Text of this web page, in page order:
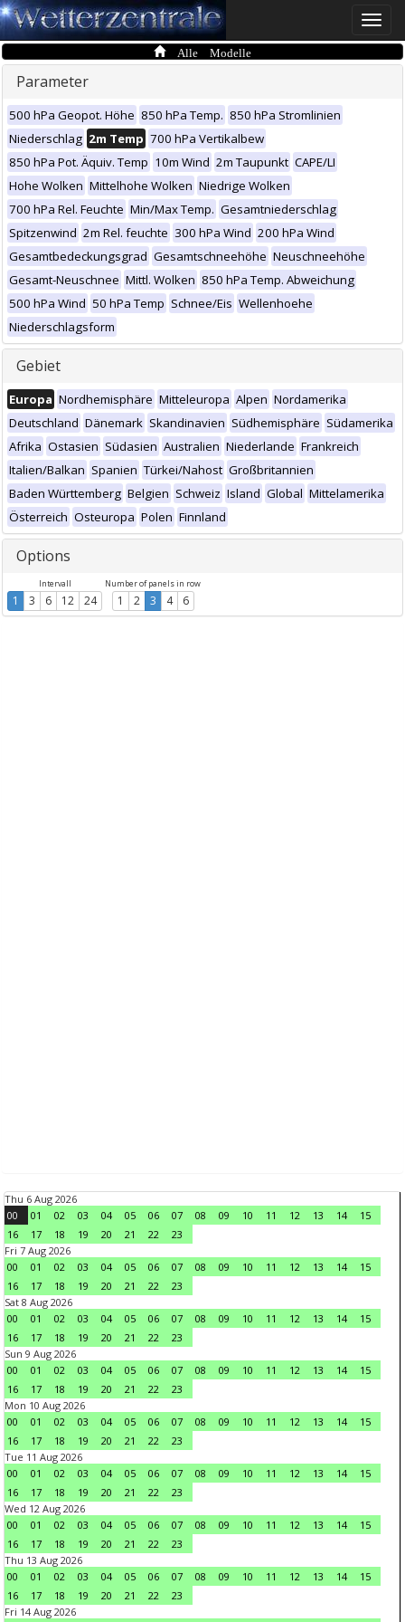
Toggle
Alle Modelle
Parameter
500 hPa Geopot. Höhe 850 hPa Temp. 850 hPa Stromlinien
Niederschlag 2m Temp 700 hPa Vertikalbew
850 hPa Pot. Äquiv. Temp 10m Wind 2m Taupunkt CAPE/LI
Hohe Wolken Mittelhohe Wolken Niedrige Wolken
700 hPa Rel. Feuchte Min/Max Temp. Gesamtniederschlag
Spitzenwind 2m Rel. feuchte 300 hPa Wind 200 hPa Wind
Gesamtbedeckungsgrad Gesamtschneehöhe Neuschneehöhe
Gesamt-Neuschnee Mittl. Wolken 850 hPa Temp. Abweichung
500 hPa Wind 50 hPa Temp Schnee/Eis Wellenhoehe
Niederschlagsform
Gebiet
Europa Nordhemisphäre Mitteleuropa Alpen Nordamerika
Deutschland Dänemark Skandinavien Südhemisphäre Südamerika
Afrika Ostasien Südasien Australien Niederlande Frankreich
Italien/Balkan Spanien Türkei/Nahost Großbritannien
Baden Württemberg Belgien Schweiz Island Global Mittelamerika
Österreich Osteuropa Polen Finnland
Options
Intervall
1 3 6 12 24
Number of panels in row
1 2 3 4 6
Thu 6 Aug 2026
00
01 02 03 04 05 06 07 08 09 10 11 12 13 14
15
16
17 18 19 20 21 22
23
Fri 7 Aug 2026
00
01 02 03 04 05 06 07 08 09 10 11 12 13 14
15
16
17 18 19 20 21 22
23
Sat 8 Aug 2026
00
01 02 03 04 05 06 07 08 09 10 11 12 13 14
15
16
17 18 19 20 21 22
23
Sun 9 Aug 2026
00
01 02 03 04 05 06 07 08 09 10 11 12 13 14
15
16
17 18 19 20 21 22
23
Mon 10 Aug 2026
00
01 02 03 04 05 06 07 08 09 10 11 12 13 14
15
16
17 18 19 20 21 22
23
Tue 11 Aug 2026
00
01 02 03 04 05 06 07 08 09 10 11 12 13 14
15
16
17 18 19 20 21 22
23
Wed 12 Aug 2026
00
01 02 03 04 05 06 07 08 09 10 11 12 13 14
15
16
17 18 19 20 21 22
23
Thu 13 Aug 2026
00
01 02 03 04 05 06 07 08 09 10 11 12 13 14
15
16
17 18 19 20 21 22
23
Fri 14 Aug 2026